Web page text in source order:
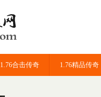
1.76合击传奇 1.76精品传奇